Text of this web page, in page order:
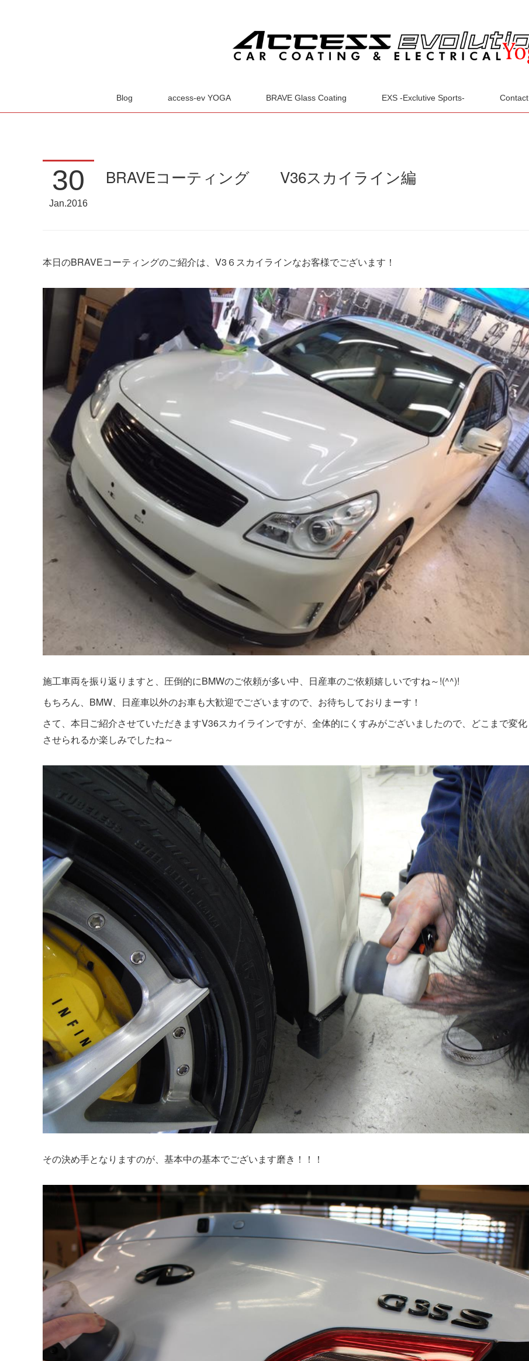
Blog access-ev YOGA BRAVE Glass Coating EXS -Exclutive Sports- Contact
30
Jan 2016
BRAVEコーティング V36スカイライン編
本日のBRAVEコーティングのご紹介は、V3６スカイラインなお客様でございます！
施工車両を振り返りますと、圧倒的にBMWのご依頼が多い中、日産車のご依頼嬉しいですね～!(^^)!
もちろん、BMW、日産車以外のお車も大歓迎でございますので、お待ちしておりまーす！
さて、本日ご紹介させていただきますV36スカイラインですが、全体的にくすみがございましたので、どこまで変化
させられるか楽しみでしたね～
その決め手となりますのが、基本中の基本でございます磨き！！！